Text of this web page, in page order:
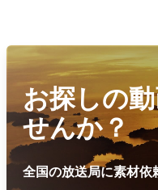
お探しの
せんか？
全国の放送局に素材依